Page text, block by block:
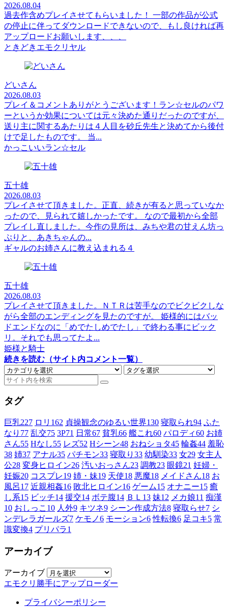
2026.08.04
過去作含めプレイさせてもらいました！ 一部の作品が公式
の停止に伴ってダウンロードできないので、もし良ければ再
アップロードお願いします、、、
ときどきエモクリヤル
どいさん
2026.08.03
プレイ＆コメントありがとうございます！ラン☆セルのパワ
ーというか効果については元々決めた通りだったのですが、
送り主に関するあたりは４人目を砂丘先生と決めてから後付
けで足したものです。 当...
かっこいいラン☆セル
五十雄
2026.08.03
プレイさせて頂きました。正直、続きが有ると思っていなか
ったので、見られて嬉しかったです。 なので最初から全部
プレイし直しました。今作の見所は、みちや君の甘えん坊っ
ぷりと、あきちゃんの...
ギャルのお姉さんに教え込まれる４
五十雄
2026.08.03
プレイさせて頂きました。ＮＴＲは苦手なのでビクビクしな
がら全部のエンディングを見たのですが。 姫様的にはバッ
ドエンドなのに「めでたしめでたし」で終わる事にビック
リ。それでも思ってたよ...
姫様と騎士
続きを読む（サイト内コメント一覧）
タグ
巨乳227 ロリ 162 貞操観念のゆるい世界130 寝取られ94 ふた
なり 77 乱交75 3P71 日常67 貧乳66 艦これ60 パロディ60 お姉
さん55 Hなし55 レズ52 Hシーン48 おねショタ45 輪姦44 羞恥
38 姉37 アナル35 パチモン33 寝取り 33 幼馴染33 女29 女主人
公28 変身ヒロイン26 汚いおっさん23 調教23 眼鏡21 妊婦・
妊娠20 コスプレ19 姉・妹19 天使18 悪魔18 メイドさん18 お
風呂17 近親相姦16 敗北ヒロイン16 ゲーム15 オナニー15 癒
し系15 ビッチ14 援交14 ボテ腹14 ＢＬ 13 妹12 メカ娘11 痴漢
10 おしっこ 10 人外9 キツネ9 シーン作成方法8 寝取らせ7 シ
ンデレラガールズ7 ケモノ6 モーション6 性転換6 足コキ5 常
識変換4 プリパラ1
アーカイブ
アーカイブ
エモクリ勝手にアップローダー
プライバシーポリシー